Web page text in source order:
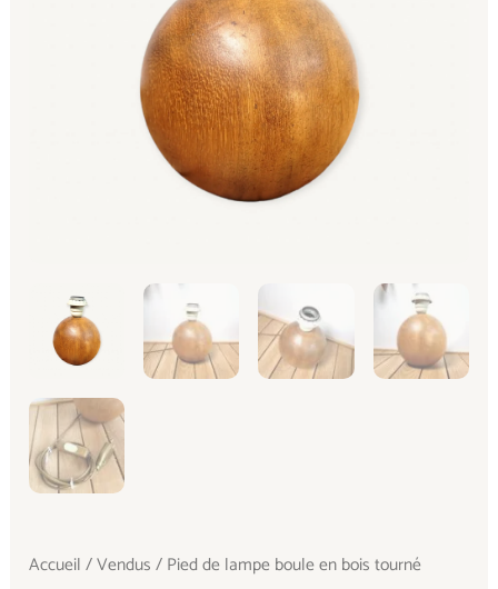
Accueil /Vendus / Pied de lampe boule en bois tourné